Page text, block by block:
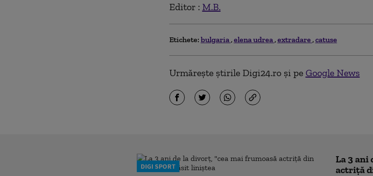
Editor : M.B.
Etichete: bulgaria elena udrea extradare catuse
Urmărește știrile Digi24.ro și pe Google News
DIGI SPORT
La 3 ani
actriță